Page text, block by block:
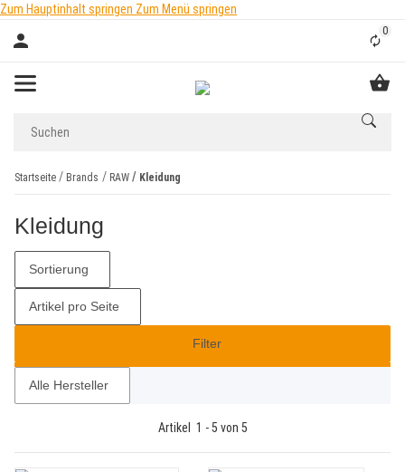
Zum Hauptinhalt springen Zum Menü springen
0
Startseite Brands RAW Kleidung
Kleidung
Filter
Sortierung
Artikel pro Seite
Alle Hersteller
Artikel 1 -5 von 5